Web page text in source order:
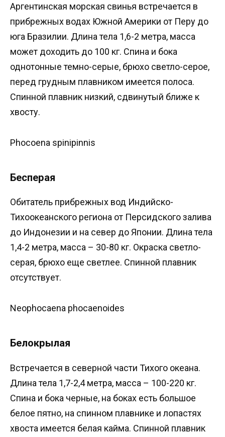
Аргентинская морская свинья встречается в
прибрежных водах Южной Америки от Перу до
юга Бразилии. Длина тела 1,6-2 метра, масса
может доходить до 100 кг. Спина и бока
однотонные темно-серые, брюхо светло-серое,
перед грудным плавником имеется полоса.
Спинной плавник низкий, сдвинутый ближе к
хвосту.
Phocoena spinipinnis
Бесперая
Обитатель прибрежных вод Индийско-
Тихоокеанского региона от Персидского залива
до Индонезии и на север до Японии. Длина тела
1,4-2 метра, масса – 30-80 кг. Окраска светло-
серая, брюхо еще светлее. Спинной плавник
отсутствует.
Neophocaena phocaenoides
Белокрылая
Встречается в северной части Тихого океана.
Длина тела 1,7-2,4 метра, масса – 100-220 кг.
Спина и бока черные, на боках есть большое
белое пятно, на спинном плавнике и лопастях
хвоста имеется белая кайма. Спинной плавник